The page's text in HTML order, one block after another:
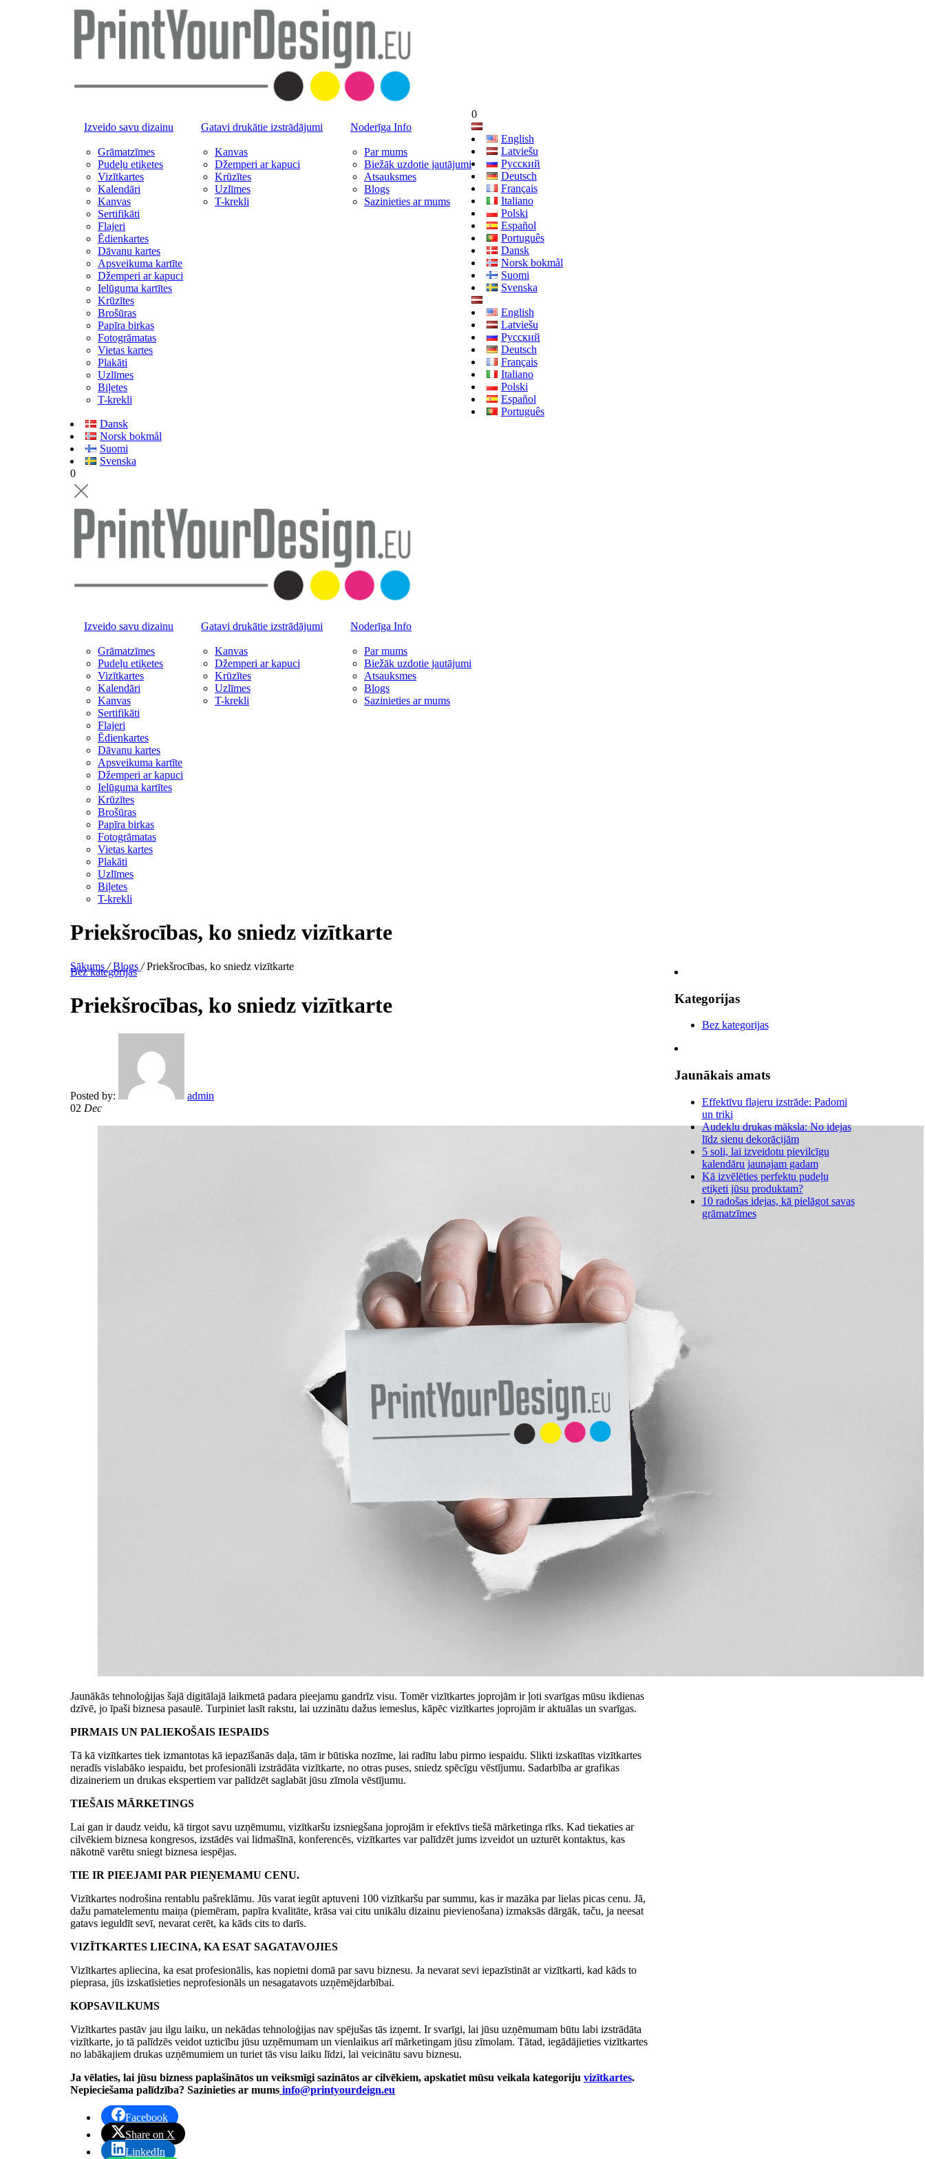
Izveido savu dizainu
Grāmatzīmes
Pudeļu etiķetes
Vizītkartes
Kalendāri
Kanvas
Sertifikāti
Flajeri
Ēdienkartes
Dāvanu kartes
Apsveikuma kartīte
Džemperi ar kapuci
Ielūguma kartītes
Krūzītes
Brošūras
Papīra birkas
Fotogrāmatas
Vietas kartes
Plakāti
Uzlīmes
Biļetes
T-krekli
Gatavi drukātie izstrādājumi
Kanvas
Džemperi ar kapuci
Krūzītes
Uzlīmes
T-krekli
Noderīga Info
Par mums
Biežāk uzdotie jautājumi
Atsauksmes
Blogs
Sazinieties ar mums
0
English
Latviešu
Русский
Deutsch
Français
Italiano
Polski
Español
Português
Dansk
Norsk bokmål
Suomi
Svenska
English
Latviešu
Русский
Deutsch
Français
Italiano
Polski
Español
Português
Dansk
Norsk bokmål
Suomi
Svenska
0
Izveido savu dizainu
Grāmatzīmes
Pudeļu etiķetes
Vizītkartes
Kalendāri
Kanvas
Sertifikāti
Flajeri
Ēdienkartes
Dāvanu kartes
Apsveikuma kartīte
Džemperi ar kapuci
Ielūguma kartītes
Krūzītes
Brošūras
Papīra birkas
Fotogrāmatas
Vietas kartes
Plakāti
Uzlīmes
Biļetes
T-krekli
Gatavi drukātie izstrādājumi
Kanvas
Džemperi ar kapuci
Krūzītes
Uzlīmes
T-krekli
Noderīga Info
Par mums
Biežāk uzdotie jautājumi
Atsauksmes
Blogs
Sazinieties ar mums
Priekšrocības, ko sniedz vizītkarte
Sākums /Blogs /Priekšrocības, ko sniedz vizītkarte
Bez kategorijas
Priekšrocības, ko sniedz vizītkarte
Posted by:
admin
02 Dec
Jaunākās tehnoloģijas šajā digitālajā laikmetā padara pieejamu gandrīz visu. Tomēr vizītkartes joprojām ir ļoti svarīgas mūsu ikdienas
dzīvē, jo īpaši biznesa pasaulē. Turpiniet lasīt rakstu, lai uzzinātu dažus iemeslus, kāpēc vizītkartes joprojām ir aktuālas un svarīgas.
PIRMAIS UN PALIEKOŠAIS IESPAIDS
Tā kā vizītkartes tiek izmantotas kā iepazīšanās daļa, tām ir būtiska nozīme, lai radītu labu pirmo iespaidu. Slikti izskatītas vizītkartes
neradīs vislabāko iespaidu, bet profesionāli izstrādāta vizītkarte, no otras puses, sniedz spēcīgu vēstījumu. Sadarbība ar grafikas
dizaineriem un drukas ekspertiem var palīdzēt saglabāt jūsu zīmola vēstījumu.
TIEŠAIS MĀRKETINGS
Lai gan ir daudz veidu, kā tirgot savu uzņēmumu, vizītkaršu izsniegšana joprojām ir efektīvs tiešā mārketinga rīks. Kad tiekaties ar
cilvēkiem biznesa kongresos, izstādēs vai lidmašīnā, konferencēs, vizītkartes var palīdzēt jums izveidot un uzturēt kontaktus, kas
nākotnē varētu sniegt biznesa iespējas.
TIE IR PIEEJAMI PAR PIEŅEMAMU CENU.
Vizītkartes nodrošina rentablu pašreklāmu. Jūs varat iegūt aptuveni 100 vizītkaršu par summu, kas ir mazāka par lielas picas cenu. Jā,
dažu pamatelementu maiņa (piemēram, papīra kvalitāte, krāsa vai citu unikālu dizainu pievienošana) izmaksās dārgāk, taču, ja neesat
gatavs ieguldīt sevī, nevarat cerēt, ka kāds cits to darīs.
VIZĪTKARTES LIECINA, KA ESAT SAGATAVOJIES
Vizītkartes apliecina, ka esat profesionālis, kas nopietni domā par savu biznesu. Ja nevarat sevi iepazīstināt ar vizītkarti, kad kāds to
pieprasa, jūs izskatīsieties neprofesionāls un nesagatavots uzņēmējdarbībai.
KOPSAVILKUMS
Vizītkartes pastāv jau ilgu laiku, un nekādas tehnoloģijas nav spējušas tās izņemt. Ir svarīgi, lai jūsu uzņēmumam būtu labi izstrādāta
vizītkarte, jo tā palīdzēs veidot uzticību jūsu uzņēmumam un vienlaikus arī mārketingam jūsu zīmolam. Tātad, iegādājieties vizītkartes
no labākajiem drukas uzņēmumiem un turiet tās visu laiku līdzi, lai veicinātu savu biznesu.
Ja vēlaties, lai jūsu bizness paplašinātos un veiksmīgi sazinātos ar cilvēkiem, apskatiet mūsu veikala kategoriju vizītkartes.
Nepieciešama palīdzība? Sazinieties ar mums info@printyourdeign.eu
Facebook
Share on X
LinkedIn
Kategorijas
Bez kategorijas
Jaunākais amats
Effektīvu flajeru izstrāde: Padomi
un triki
Audeklu drukas māksla: No idejas
līdz sienu dekorācijām
5 soli, lai izveidotu pievilcīgu
kalendāru jaunajam gadam
Kā izvēlēties perfektu pudeļu
etiķeti jūsu produktam?
10 radošas idejas, kā pielāgot savas
grāmatzīmes